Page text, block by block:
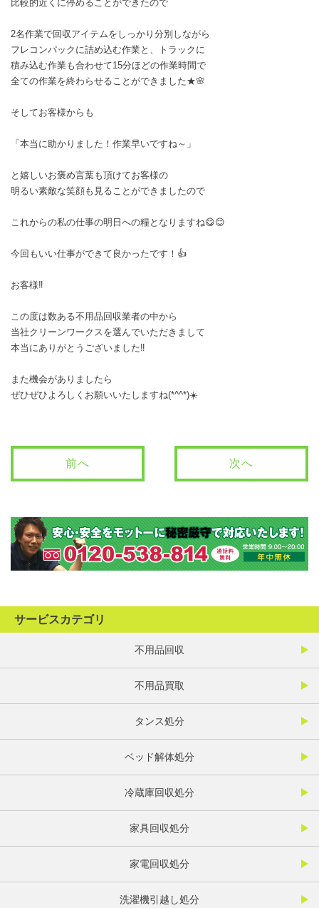
比較的近くに停めることができたので
2名作業で回収アイテムをしっかり分別しながら
フレコンパックに詰め込む作業と、トラックに
積み込む作業も合わせて15分ほどの作業時間で
全ての作業を終わらせることができました★🌸
そしてお客様からも
「本当に助かりました！作業早いですね～」
と嬉しいお褒め言葉も頂けてお客様の
明るい素敵な笑顔も見ることができましたので
これからの私の仕事の明日への糧となりますね😋😊
今回もいい仕事ができて良かったです！👍
お客様‼️
この度は数ある不用品回収業者の中から
当社クリーンワークスを選んでいただきまして
本当にありがとうございました‼️
また機会がありましたら
ぜひぜひよろしくお願いいたしますね(*^^*)☀️
前へ 次へ
サービスカテゴリ
不用品回収
不用品買取
タンス処分
ベッド解体処分
冷蔵庫回収処分
家具回収処分
家電回収処分
洗濯機引越し処分